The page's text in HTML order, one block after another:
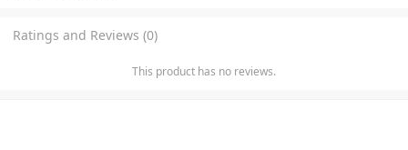
Ratings and Reviews (0)
This product has no reviews.